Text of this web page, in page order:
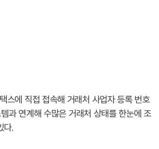
스에 직접 접속해 거래처 사업자 등록 번호
과 연계해 수많은 거래처 상태를 한눈에 조
다.